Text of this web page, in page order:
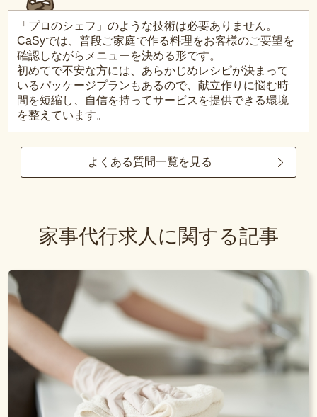
「プロのシェフ」のような技術は必要ありません。
CaSyでは、普段ご家庭で作る料理をお客様のご要望を
確認しながらメニューを決める形です。
初めてで不安な方には、あらかじめレシピが決まって
いるパッケージプランもあるので、献立作りに悩む時
間を短縮し、自信を持ってサービスを提供できる環境
を整えています。
よくある質問一覧を見る
家事代行求人に関する記事